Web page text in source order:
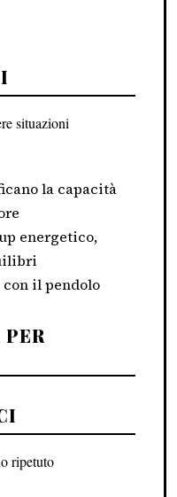
situazioni
la capacità
energetico,
il pendolo
ripetuto